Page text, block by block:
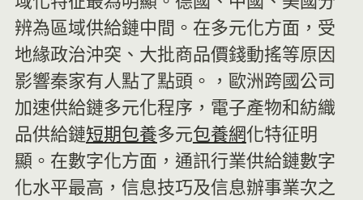
辨為區域供給鏈中間。在多元化方面，受
地緣政治沖突、大批商品價錢動搖等原因
影響秦家有人點了點頭。，歐洲跨國公司
加速供給鏈多元化程序，電子產物和紡織
品供給鏈短期包養多元包養網化特征明
顯。在數字化方面，通訊行業供給鏈數字
化水平最高，信息技巧及信息辦事業次之